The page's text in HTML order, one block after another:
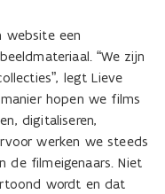
website een
“We zijn
legt Lieve
hopen we films
digitaliseren,
werken we steeds
de filmeigenaars. Niet
wordt en dat